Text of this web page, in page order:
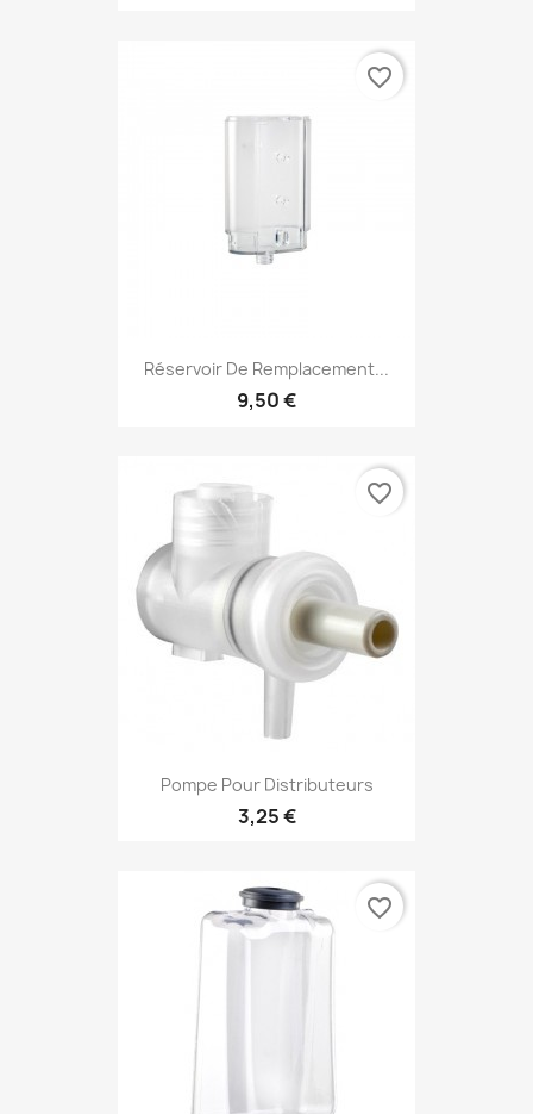
Réservoir De Remplacement...
9,50 €
favorite_border
Pompe Pour Distributeurs
3,25 €
favorite_border
favorite_border